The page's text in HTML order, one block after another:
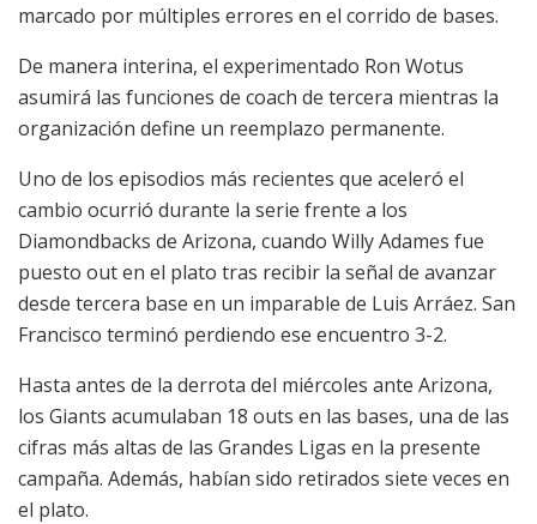
marcado por múltiples errores en el corrido de bases.
De manera interina, el experimentado Ron Wotus
asumirá las funciones de coach de tercera mientras la
organización define un reemplazo permanente.
Uno de los episodios más recientes que aceleró el
cambio ocurrió durante la serie frente a los
Diamondbacks de Arizona, cuando Willy Adames fue
puesto out en el plato tras recibir la señal de avanzar
desde tercera base en un imparable de Luis Arráez. San
Francisco terminó perdiendo ese encuentro 3-2.
Hasta antes de la derrota del miércoles ante Arizona,
los Giants acumulaban 18 outs en las bases, una de las
cifras más altas de las Grandes Ligas en la presente
campaña. Además, habían sido retirados siete veces en
el plato.